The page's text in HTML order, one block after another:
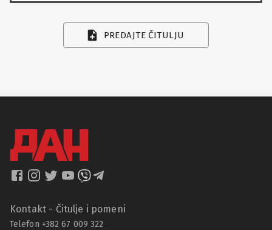
PREDAJTE ČITULJU
Kontakt - Čitulje i pomeni
Telefon +382 67 009 322